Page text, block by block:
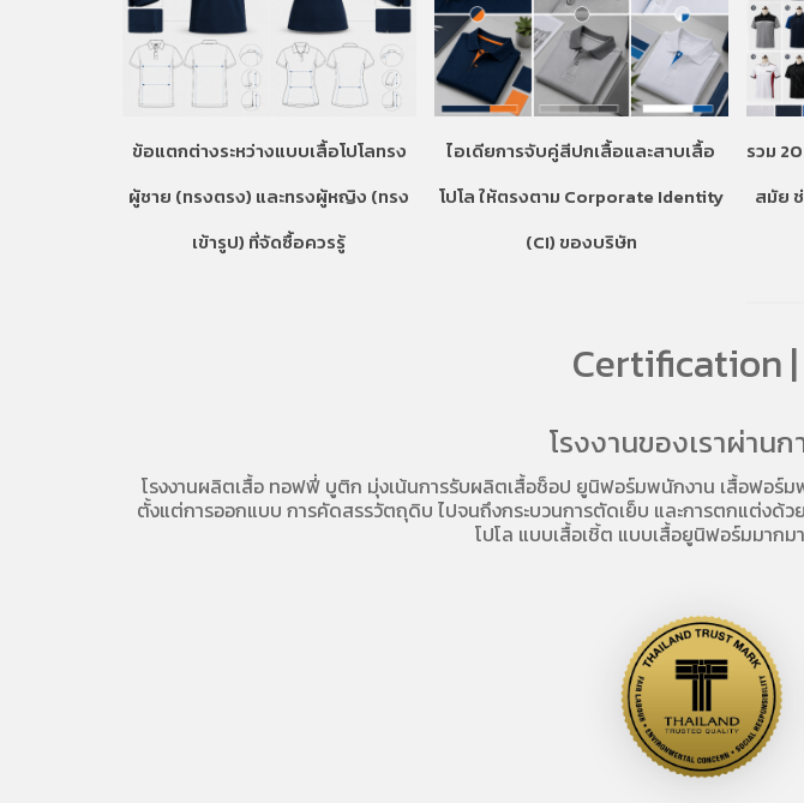
ข้อแตกต่างระหว่างแบบเสื้อโปโลทรง
ผู้ชาย (ทรงตรง) และทรงผู้หญิง (ทรง
เข้ารูป) ที่จัดซื้อควรรู้
ไอเดียการจับคู่สีปกเสื้อและสาบเสื้อ
โปโล ให้ตรงตาม Corporate Identity
(CI) ของบริษัท
รวม
สมัย
Certification
โรงงานของเราผ่าน
โรงงานผลิตเสื้อ ทอฟฟี่ บูติก มุ่งเน้นการรับผลิตเสื้อช็อป ยูนิฟอร์มพนักงาน เสื้อฟอร์ม
ตั้งแต่การออกแบบ การคัดสรรวัตถุดิบ ไปจนถึงกระบวนการตัดเย็บ และการตกแต่งด้
โปโล แบบเสื้อเชิ้ต แบบเสื้อยูนิฟอร์มมาก